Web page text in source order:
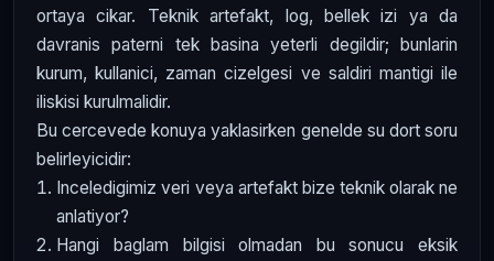
ortaya cikar. Teknik artefakt, log, bellek izi ya da
davranis paterni tek basina yeterli degildir; bunlarin
kurum, kullanici, zaman cizelgesi ve saldiri mantigi ile
iliskisi kurulmalidir.
Bu cercevede konuya yaklasirken genelde su dort soru
belirleyicidir:
Inceledigimiz veri veya artefakt bize teknik olarak ne
anlatiyor?
Hangi baglam bilgisi olmadan bu sonucu eksik